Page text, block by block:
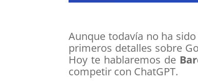
Aunque todavía no ha
primeros detalles sobre
Hoy te hablaremos de
competir con ChatGPT.